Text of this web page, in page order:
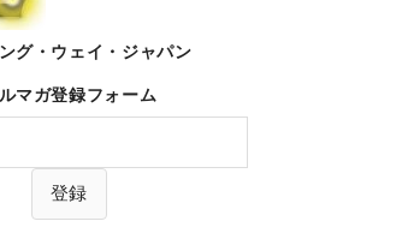
グ・ウェイ・ジャパン
マガ登録フォーム